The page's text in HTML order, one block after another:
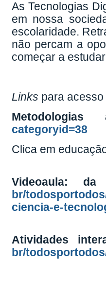
As Tecnologias
em nossa
escolaridade.
não percam a
começar a
Links para
categoryid=38
Clica em
Videoaula:
br/
ciencia-e-
Atividades
br/